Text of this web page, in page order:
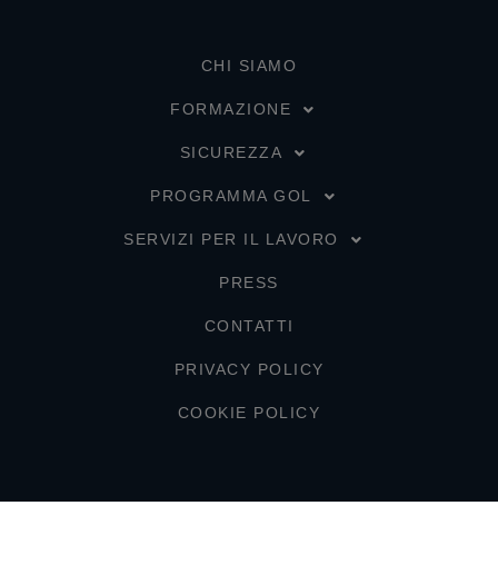
CHI SIAMO
FORMAZIONE
SICUREZZA
PROGRAMMA GOL
SERVIZI PER IL LAVORO
PRESS
CONTATTI
PRIVACY POLICY
COOKIE POLICY